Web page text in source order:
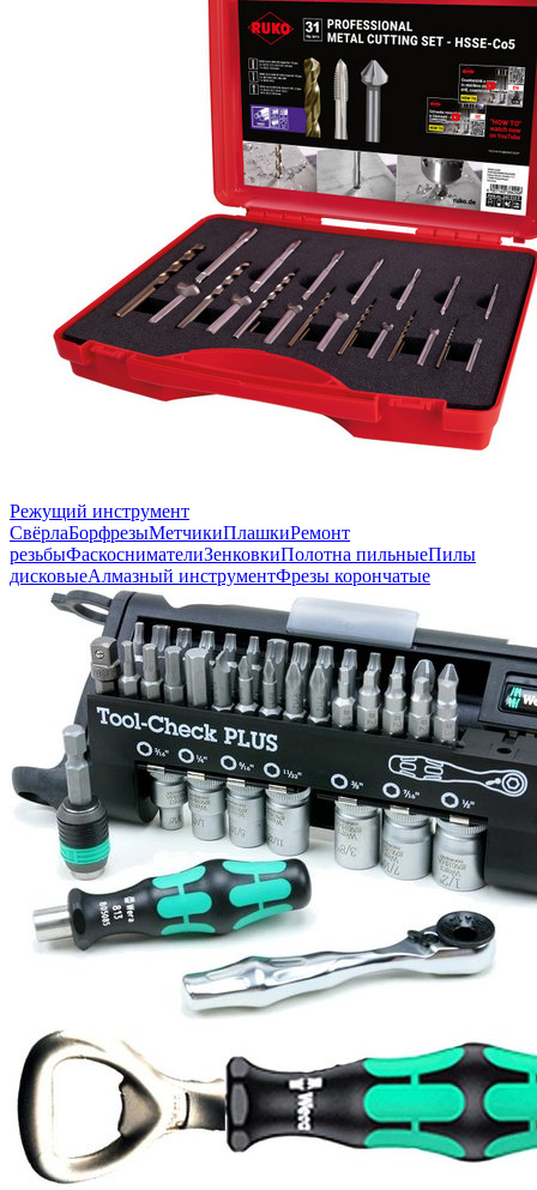
Режущий инструмент
СвёрлаБорфрезыМетчикиПлашкиРемонт
резьбыФаскоснимателиЗенковкиПолотна пильныеПилы
дисковыеАлмазный инструментФрезы корончатые